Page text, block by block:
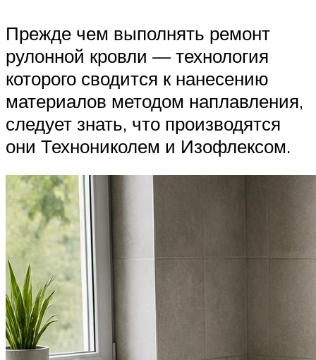
Прежде чем выполнять ремонт
рулонной кровли — технология
которого сводится к нанесению
материалов методом наплавления,
следует знать, что производятся
они Технониколем и Изофлексом.